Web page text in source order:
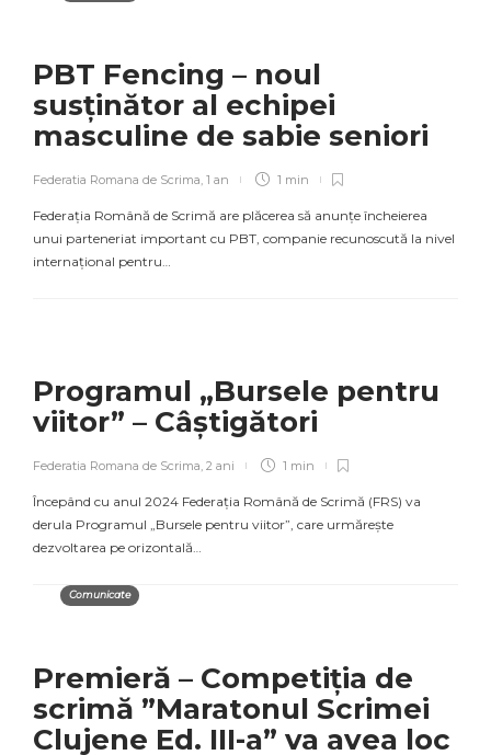
PBT Fencing – noul
susținător al echipei
masculine de sabie seniori
Federatia Romana de Scrima, 1 an 1 min
Federația Română de Scrimă are plăcerea să anunțe încheierea
unui parteneriat important cu PBT, companie recunoscută la nivel
internațional pentru…
Programul „Bursele pentru
viitor” – Câștigători
Federatia Romana de Scrima, 2 ani 1 min
Începând cu anul 2024 Federația Română de Scrimă (FRS) va
derula Programul „Bursele pentru viitor”, care urmărește
dezvoltarea pe orizontală…
Comunicate
Premieră – Competiția de
scrimă ”Maratonul Scrimei
Clujene Ed. III-a” va avea loc